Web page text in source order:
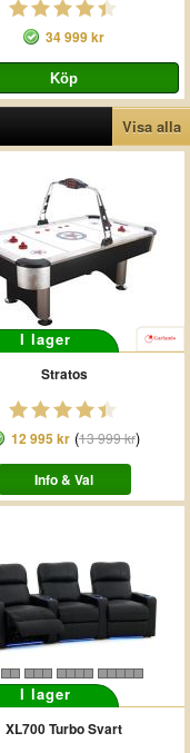
34 999 kr
Visa alla
I lager
Stratos
12 995 kr(13 999 kr)
Info & Val
I lager
XL700 Turbo Svart